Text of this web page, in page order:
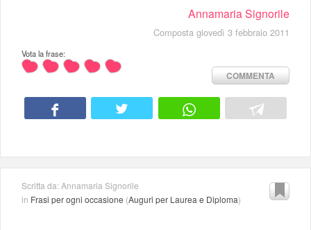
Annamaria Signorile
Composta giovedì 3 febbraio 2011
Vota la frase:
COMMENTA
Scritta da: Annamaria Signorile
in Frasi per ogni occasione (Auguri per Laurea e Diploma)